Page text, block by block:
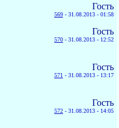
Гость
569 - 31.08.2013 - 01:58
Гость
570 - 31.08.2013 - 12:52
Гость
571 - 31.08.2013 - 13:17
Гость
572 - 31.08.2013 - 14:05